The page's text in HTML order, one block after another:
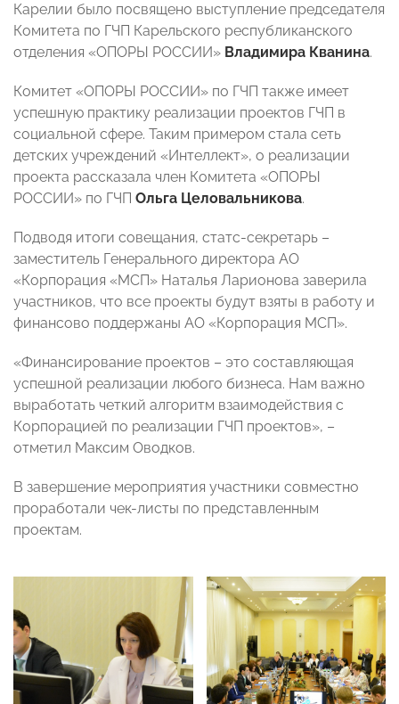
Карелии было посвящено выступление председателя
Комитета по ГЧП Карельского республиканского
отделения «ОПОРЫ РОССИИ» Владимира Кванина.
Комитет «ОПОРЫ РОССИИ» по ГЧП также имеет
успешную практику реализации проектов ГЧП в
социальной сфере. Таким примером стала сеть
детских учреждений «Интеллект», о реализации
проекта рассказала член Комитета «ОПОРЫ
РОССИИ» по ГЧП Ольга Целовальникова.
Подводя итоги совещания, статс-секретарь –
заместитель Генерального директора АО
«Корпорация «МСП» Наталья Ларионова заверила
участников, что все проекты будут взяты в работу и
финансово поддержаны АО «Корпорация МСП».
«Финансирование проектов – это составляющая
успешной реализации любого бизнеса. Нам важно
выработать четкий алгоритм взаимодействия с
Корпорацией по реализации ГЧП проектов», –
отметил Максим Оводков.
В завершение мероприятия участники совместно
проработали чек-листы по представленным
проектам.